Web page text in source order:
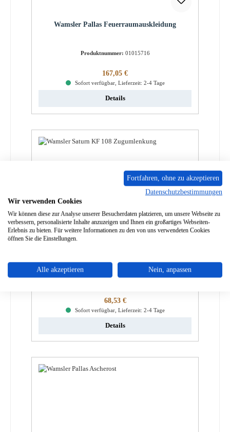
Wamsler Pallas Feuerraumauskleidung
Produktnummer: 01015716
Regulärer Preis:
167,05 €
Sofort verfügbar, Lieferzeit: 2-4 Tage
Details
Regulärer Preis:
68,53 €
Sofort verfügbar, Lieferzeit: 2-4 Tage
Details
Fortfahren, ohne zu akzeptieren
Datenschutzbestimmungen
Wir verwenden Cookies
Wir können diese zur Analyse unserer Besucherdaten platzieren, um unsere Webseite zu
verbessern, personalisierte Inhalte anzuzeigen und Ihnen ein großartiges Webseiten-
Erlebnis zu bieten. Für weitere Informationen zu den von uns verwendeten Cookies
öffnen Sie die Einstellungen.
Alle akzeptieren Nein, anpassen